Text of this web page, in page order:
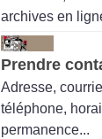
archives en
Prendre
Adresse,
téléphone,
permanence...